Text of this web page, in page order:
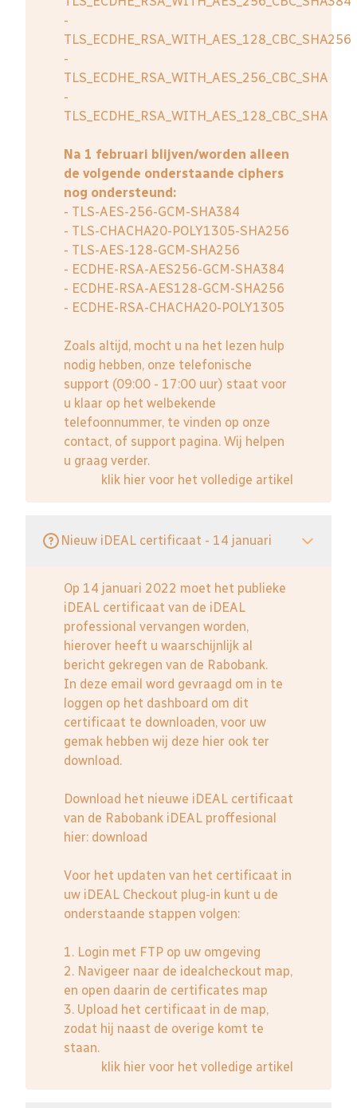
-
TLS_ECDHE_RSA_WITH_AES_128_CBC_SHA256
-
TLS_ECDHE_RSA_WITH_AES_256_CBC_SHA
-
TLS_ECDHE_RSA_WITH_AES_128_CBC_SHA
Na 1 februari blijven/worden alleen
de volgende onderstaande ciphers
nog ondersteund:
- TLS-AES-256-GCM-SHA384
- TLS-CHACHA20-POLY1305-SHA256
- TLS-AES-128-GCM-SHA256
- ECDHE-RSA-AES256-GCM-SHA384
- ECDHE-RSA-AES128-GCM-SHA256
- ECDHE-RSA-CHACHA20-POLY1305
Zoals altijd, mocht u na het lezen hulp
nodig hebben, onze telefonische
support (09:00 - 17:00 uur) staat voor
u klaar op het welbekende
telefoonnummer, te vinden op onze
contact, of support pagina. Wij helpen
u graag verder.
klik hier voor het volledige artikel
Nieuw iDEAL certificaat - 14 januari
Op 14 januari 2022 moet het publieke
iDEAL certificaat van de iDEAL
professional vervangen worden,
hierover heeft u waarschijnlijk al
bericht gekregen van de Rabobank.
In deze email word gevraagd om in te
loggen op het dashboard om dit
certificaat te downloaden, voor uw
gemak hebben wij deze hier ook ter
download.
Download het nieuwe iDEAL certificaat
van de Rabobank iDEAL proffesional
hier: download
Voor het updaten van het certificaat in
uw iDEAL Checkout plug-in kunt u de
onderstaande stappen volgen:
1. Login met FTP op uw omgeving
2. Navigeer naar de idealcheckout map,
en open daarin de certificates map
3. Upload het certificaat in de map,
zodat hij naast de overige komt te
staan.
klik hier voor het volledige artikel